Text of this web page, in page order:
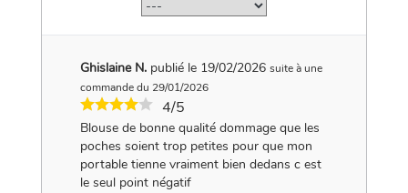
Ghislaine N. publié le 19/02/2026 suite à une
commande du 29/01/2026
4/5
Blouse de bonne qualité dommage que les
poches soient trop petites pour que mon
portable tienne vraiment bien dedans c est
le seul point négatif